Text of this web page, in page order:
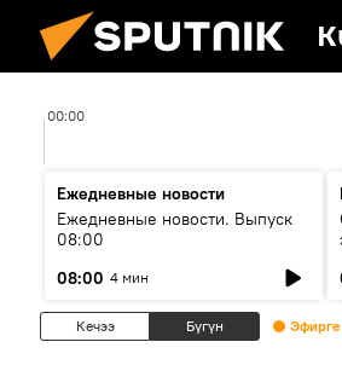
00:00
Ежедневные новости
Ежедневные новости. Выпуск
08:00
08:00 4 мин
Кечээ Бүгүн Эфирге